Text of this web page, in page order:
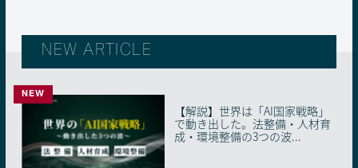
NEW ARTICLE
NEW
【解説】世界は「AI国家戦略」
で動き出した。法整備・人材育
成・環境整備の3つの波...
NEW
40年の教育現場とAIが出会う瞬
間。子どもに向き合う時間を生
み出す、ベテラン教員...
【解説】生成AI「使えばいい」
時代の終わり。2026年、知らな
いと取り残される「...
【解説】人事の4サイクルが「AI
前提」に塗り替わる。2026年、
採用・配置・育成...
AIに“信頼の証明書”を。国内初
の「AIMS適合性評価制度」が始
動した理由